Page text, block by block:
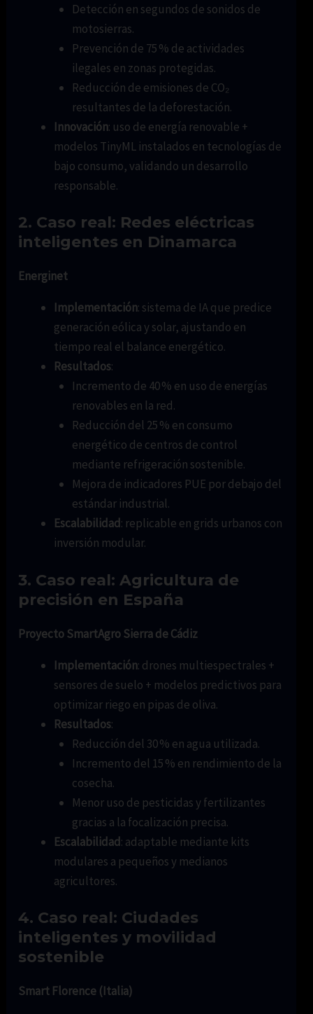
Detección en segundos de sonidos de
motosierras.
Prevención de 75 % de actividades
ilegales en zonas protegidas.
Reducción de emisiones de CO₂
resultantes de la deforestación.
Innovación: uso de energía renovable +
modelos TinyML instalados en tecnologías de
bajo consumo, validando un desarrollo
responsable.
2. Caso real: Redes eléctricas
inteligentes en Dinamarca
Energinet
Implementación: sistema de IA que predice
generación eólica y solar, ajustando en
tiempo real el balance energético.
Resultados:
Incremento de 40 % en uso de energías
renovables en la red.
Reducción del 25 % en consumo
energético de centros de control
mediante refrigeración sostenible.
Mejora de indicadores PUE por debajo del
estándar industrial.
Escalabilidad: replicable en grids urbanos con
inversión modular.
3. Caso real: Agricultura de
precisión en España
Proyecto SmartAgro Sierra de Cádiz
Implementación: drones multiespectrales +
sensores de suelo + modelos predictivos para
optimizar riego en pipas de oliva.
Resultados:
Reducción del 30 % en agua utilizada.
Incremento del 15 % en rendimiento de la
cosecha.
Menor uso de pesticidas y fertilizantes
gracias a la focalización precisa.
Escalabilidad: adaptable mediante kits
modulares a pequeños y medianos
agricultores.
4. Caso real: Ciudades
inteligentes y movilidad
sostenible
Smart Florence (Italia)